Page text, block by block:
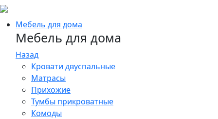
Мебель для дома
Мебель для дома
Назад
Кровати двуспальные
Матрасы
Прихожие
Тумбы прикроватные
Комоды